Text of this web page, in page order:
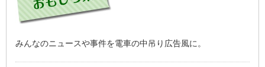
みんなのニュースや事件を電車の中吊り広告風に。